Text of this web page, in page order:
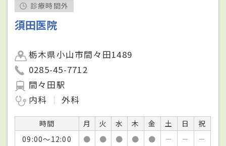
診療時間外
須田医院
栃木県小山市間々田1489
0285-45-7712
間々田駅
内科
外科
時間 月 火 水 木 金 土 日
祝
09:00～12:00
● ● ● ● ● － － －